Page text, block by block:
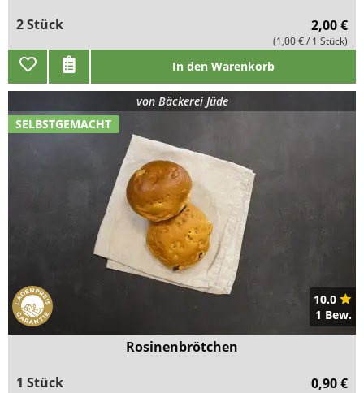
2 Stück 2,00 €
(1,00 € / 1 Stück)
In den Warenkorb
SELBSTGEMACHT
von Bäckerei Jüde
10.0
1 Bew.
Rosinenbrötchen
1 Stück
0,90 €